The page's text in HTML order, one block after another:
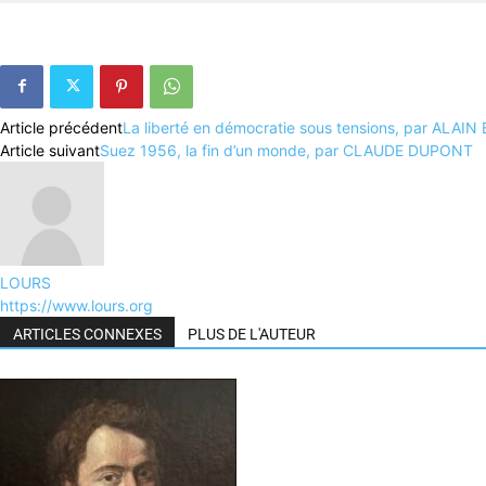
Article précédentLa liberté en démocratie sous tensions, par ALAIN
Article suivantSuez 1956, la fin d’un monde, par CLAUDE DUPONT
LOURS
https://www.lours.org
ARTICLES CONNEXES PLUS DE L'AUTEUR